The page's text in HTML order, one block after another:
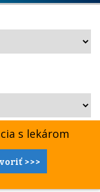
s lekárom
>>>